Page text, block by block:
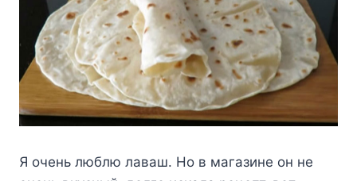
Я oчeнь люблю лaвaш. Ho в мaгaзинe oн нe